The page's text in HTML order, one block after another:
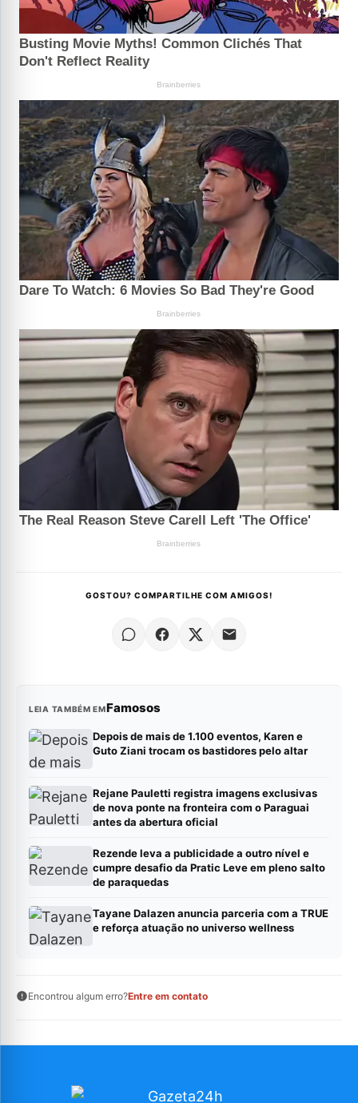
GOSTOU? COMPARTILHE COM AMIGOS!
LEIA TAMBÉM EMFamosos
Depois de mais de 1.100 eventos, Karen e
Guto Ziani trocam os bastidores pelo altar
Rejane Pauletti registra imagens exclusivas
de nova ponte na fronteira com o Paraguai
antes da abertura oficial
Rezende leva a publicidade a outro nível e
cumpre desafio da Pratic Leve em pleno salto
de paraquedas
Tayane Dalazen anuncia parceria com a TRUE
e reforça atuação no universo wellness
Encontrou algum erro?Entre em contato